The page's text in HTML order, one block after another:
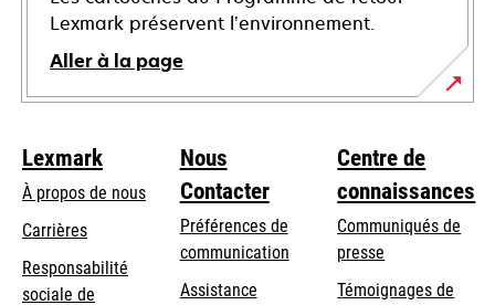
Lexmark préservent l’environnement.
Aller à la page
Lexmark
À propos de nous
Carrières
s’ouvre
dans
Responsabilité
sociale de
Nous
Contacter
Préférences de
communication
s’ouvre
Assistance
Centre de
connaissances
Communiqués de
presse
Témoignages de